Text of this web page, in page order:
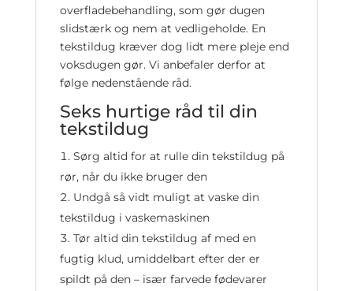
overfladebehandling, som gør dugen
slidstærk og nem at vedligeholde. En
tekstildug kræver dog lidt mere pleje end
voksdugen gør. Vi anbefaler derfor at
følge nedenstående råd.
Seks hurtige råd til din
tekstildug
Sørg altid for at rulle din tekstildug på
rør, når du ikke bruger den
Undgå så vidt muligt at vaske din
tekstildug i vaskemaskinen
Tør altid din tekstildug af med en
fugtig klud, umiddelbart efter der er
spildt på den – især farvede fødevarer